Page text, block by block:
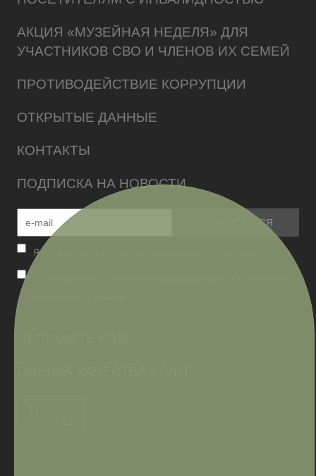
АКЦИЯ «МУЗЕЙНАЯ НЕДЕЛЯ» ДЛЯ
УЧАСТНИКОВ СВО И ЧЛЕНОВ ИХ СЕМЕЙ
ПРОТИВОДЕЙСТВИЕ КОРРУПЦИИ
ОТКРЫТЫЕ ДАННЫЕ
КОНТАКТЫ
ПОДПИСКА НА НОВОСТИ
Я согласен(на) с условиями информационной рассылки